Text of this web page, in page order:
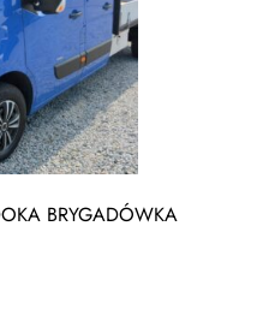
BRYGADÓWKA